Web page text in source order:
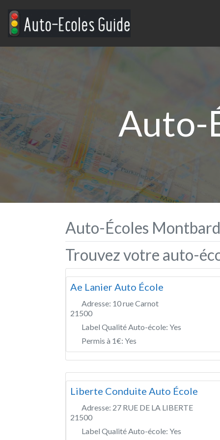
Auto-
Auto-Écoles
Trouvez votre auto-
Ae Lanier Auto École
Adresse: 10 rue Carnot
21500
Label Qualité Auto-école: Yes
Permis à 1€: Yes
Liberte Conduite Auto École
Adresse: 27 RUE DE LA LIBERTE
21500
Label Qualité Auto-école: Yes